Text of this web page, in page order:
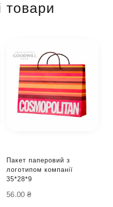
товари
Пакет паперовий з
логотипом компанії
35*28*9
56.00₴